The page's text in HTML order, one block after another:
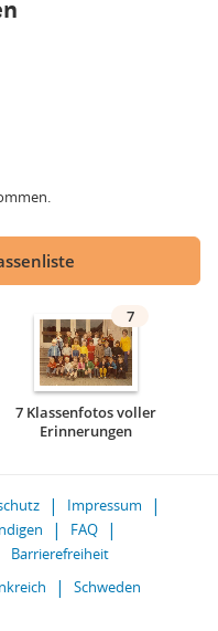
7
7 Klassenfotos voller
Erinnerungen
Impressum
FAQ
Barrierefreiheit
Schweden